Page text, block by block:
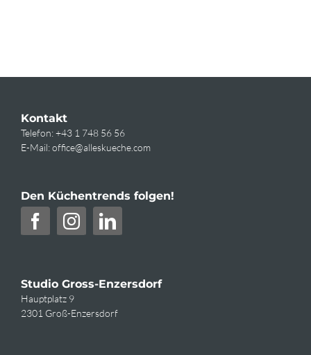
Kontakt
Telefon:+43 1 748 56 56
E-Mail:office@alleskueche.com
Den Küchentrends folgen!
Studio Gross-Enzersdorf
Hauptplatz 9
2301 Groß-Enzersdorf